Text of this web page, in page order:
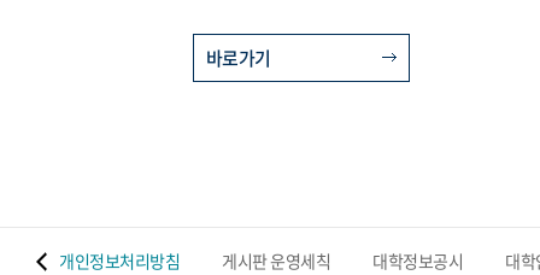
바로가기
개인정보처리방침 게시판 운영세칙 대학정보공시 대